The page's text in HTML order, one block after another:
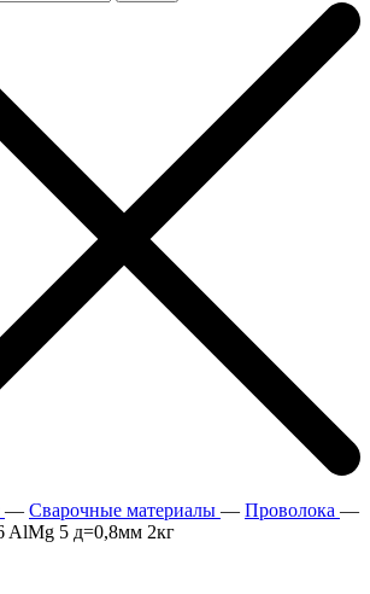
— Сварочные материалы — Проволока —
AlMg 5 д=0,8мм 2кг